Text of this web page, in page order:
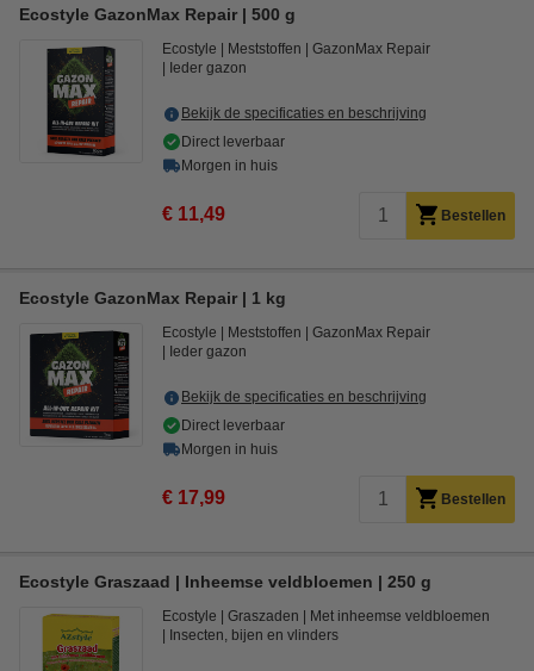
Ecostyle GazonMax Repair | 500 g
Ecostyle Meststoffen
GazonMax Repair
Ieder gazon
Bekijk de specificaties en beschrijving
Direct leverbaar
Morgen in huis
€ 11,49 Bestellen
Ecostyle GazonMax Repair | 1 kg
Ecostyle Meststoffen
GazonMax Repair
Ieder gazon
Bekijk de specificaties en beschrijving
Direct leverbaar
Morgen in huis
€ 17,99 Bestellen
Ecostyle Graszaad | Inheemse veldbloemen | 250 g
Ecostyle Graszaden
Met inheemse veldbloemen
Insecten, bijen en vlinders